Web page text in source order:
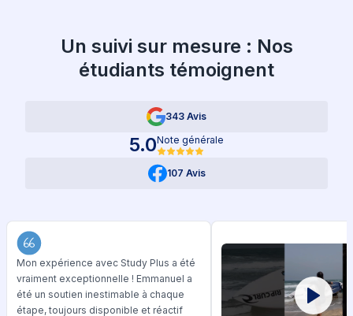
Un suivi sur mesure : Nos
étudiants témoignent
343 Avis
5.0Note générale
107 Avis
Mon expérience avec Study Plus a été
vraiment exceptionnelle ! Emmanuel a
été un soutien inestimable à chaque
étape, toujours disponible et réactif